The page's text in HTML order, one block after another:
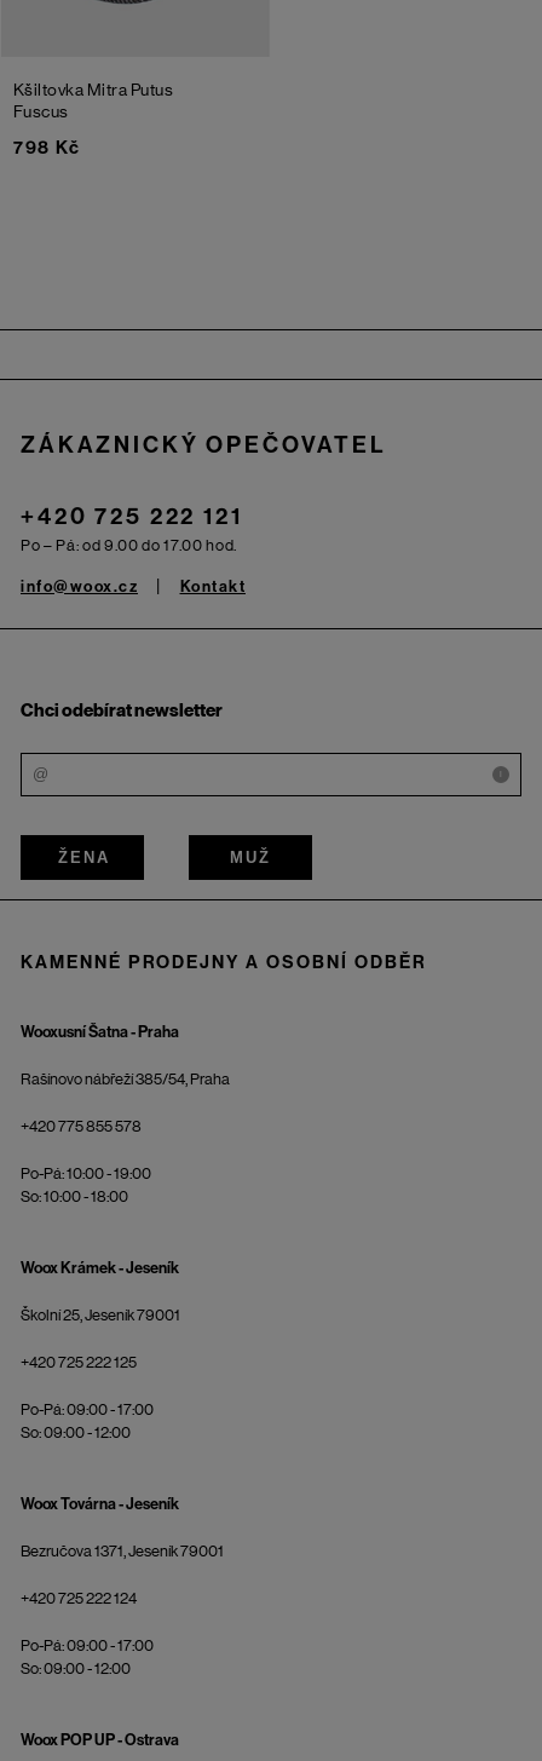
Kšiltovka Mitra Putus
Fuscus
798 Kč
ZÁKAZNICKÝ OPEČOVATEL
+420 725 222 121
Po – Pá: od 9.00 do 17.00 hod.
info@woox.cz Kontakt
Chci odebírat newsletter
i
ŽENA MUŽ
KAMENNÉ PRODEJNY A OSOBNÍ ODBĚR
Wooxusní Šatna - Praha
Rašínovo nábřeží 385/54, Praha
+420 775 855 578
Po-Pá: 10:00 - 19:00
So: 10:00 - 18:00
Woox Krámek - Jeseník
Školní 25, Jeseník 79001
+420 725 222 125
Po-Pá: 09:00 - 17:00
So: 09:00 - 12:00
Woox Továrna - Jeseník
Bezručova 1371, Jeseník 79001
+420 725 222 124
Po-Pá: 09:00 - 17:00
So: 09:00 - 12:00
Woox POP UP - Ostrava